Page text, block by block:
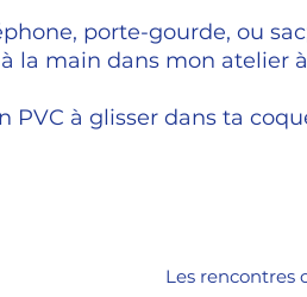
porte-gourde, ou
la main dans mon atelier à
PVC à glisser dans ta
Les rencontres